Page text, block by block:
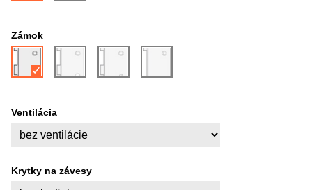
Zámok
Ventilácia
Krytky na závesy